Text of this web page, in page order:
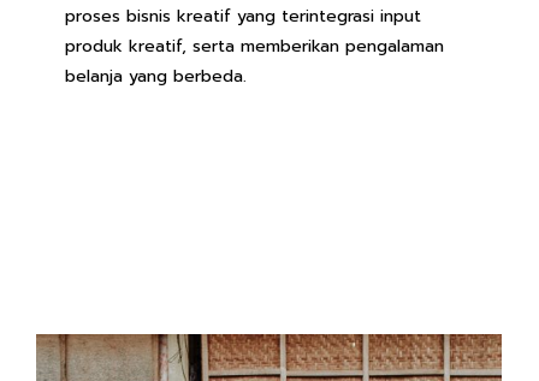
proses bisnis kreatif yang terintegrasi input
produk kreatif, serta memberikan pengalaman
belanja yang berbeda.